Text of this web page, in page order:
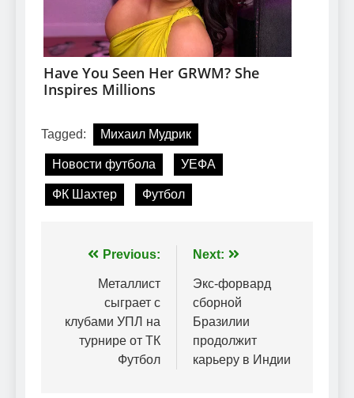
Tagged: Михаил Мудрик
Новости футбола УЕФА
ФК Шахтер Футбол
Навігація
записів
Previous:
Металлист
сыграет с
клубами УПЛ на
турнире от ТК
Футбол
Next:
Экс-форвард
сборной
Бразилии
продолжит
карьеру в Индии